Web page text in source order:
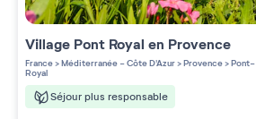
Village Pont Royal en Provence
France>Méditerranée - Côte D'Azur>Provence>Pont-
Royal
Séjour plus responsable